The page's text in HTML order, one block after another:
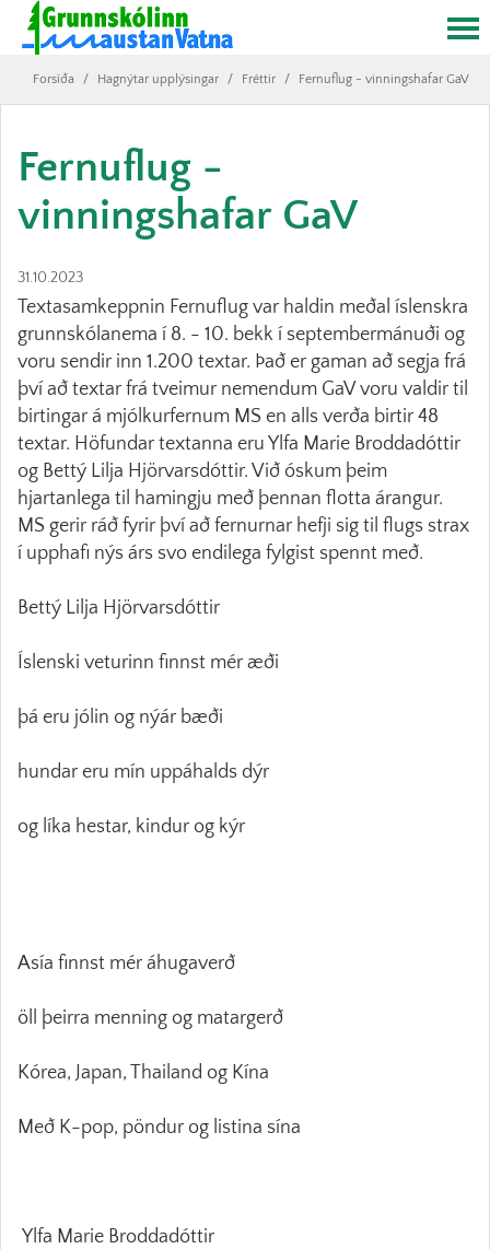
Forsíða / Hagnýtar upplýsingar / Fréttir / Fernuflug - vinningshafar GaV
Fernuflug -
vinningshafar GaV
31.10.2023
Textasamkeppnin Fernuflug var haldin meðal íslenskra
grunnskólanema í 8. - 10. bekk í septembermánuði og
voru sendir inn 1.200 textar. Það er gaman að segja frá
því að textar frá tveimur nemendum GaV voru valdir til
birtingar á mjólkurfernum MS en alls verða birtir 48
textar. Höfundar textanna eru Ylfa Marie Broddadóttir
og Bettý Lilja Hjörvarsdóttir. Við óskum þeim
hjartanlega til hamingju með þennan flotta árangur.
MS gerir ráð fyrir því að fernurnar hefji sig til flugs strax
í upphafi nýs árs svo endilega fylgist spennt með.
Bettý Lilja Hjörvarsdóttir
Íslenski veturinn finnst mér æði
þá eru jólin og nýár bæði
hundar eru mín uppáhalds dýr
og líka hestar, kindur og kýr
Asía finnst mér áhugaverð
öll þeirra menning og matargerð
Kórea, Japan, Thailand og Kína
Með K-pop, pöndur og listina sína
Ylfa Marie Broddadóttir